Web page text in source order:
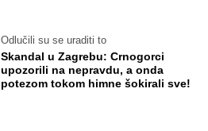
Odlučili su se uraditi to
Skandal u Zagrebu: Crnogorci
upozorili na nepravdu, a onda
potezom tokom himne šokirali sve!